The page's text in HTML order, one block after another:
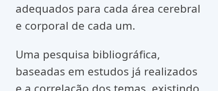
adequados para cada área cerebral
e corporal de cada um.
Uma pesquisa bibliográfica,
baseadas em estudos já realizados